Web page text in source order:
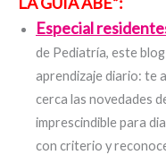
Especial
de Pediatría, este
aprendizaje diario: te
cerca las novedades
imprescindible para
con criterio y